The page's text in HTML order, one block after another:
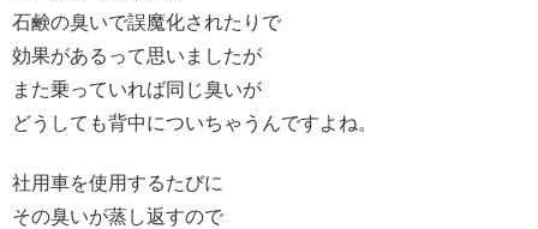
石鹸の臭いで誤魔化されたりで
効果があるって思いましたが
また乗っていれば同じ臭いが
どうしても背中についちゃうんですよね。
社用車を使用するたびに
その臭いが蒸し返すので